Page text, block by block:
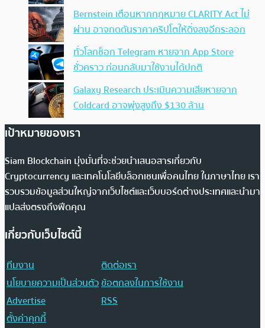
Bernstein เตือนหากกฎหมาย CLARITY Act ไม่
ผ่าน อาจกดดันราคาคริปโตให้ดิ่งลงอีกระลอก
ทั่วโลกช็อก Telegram หายจาก App Store
ชั่วคราว ก่อนกลับมาใช้งานได้ปกติ
Galaxy Research ประเมินความเสียหายจาก
Coldcard อาจพุ่งสูงถึง $130 ล้าน
เป้าหมายของเรา
Siam Blockchain มุ่งมั่นที่จะช่วยนำเสนอสารเกี่ยวกับ
Cryptocurrency และเทคโนโลยีบล็อกเชนเพื่อคนไทย ในภาษาไทย เรา
รวบรวมข้อมูลส่วนใหญ่จากเว็บไซต์และเว็บบอร์ดต่างประเทศและนำมา
แปลส่งตรงถึงฟีดคุณ
เกี่ยวกับเว็บไซต์นี้
ทีมงาน
ติดต่อเรา
นโยบายความเป็นส่วนตัวข้อตกลงในการใช้งาน
Advertise
RSS
ตั้งค่าคุกกี้